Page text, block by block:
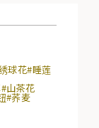
球花#睡莲
#山茶花
#荞麦